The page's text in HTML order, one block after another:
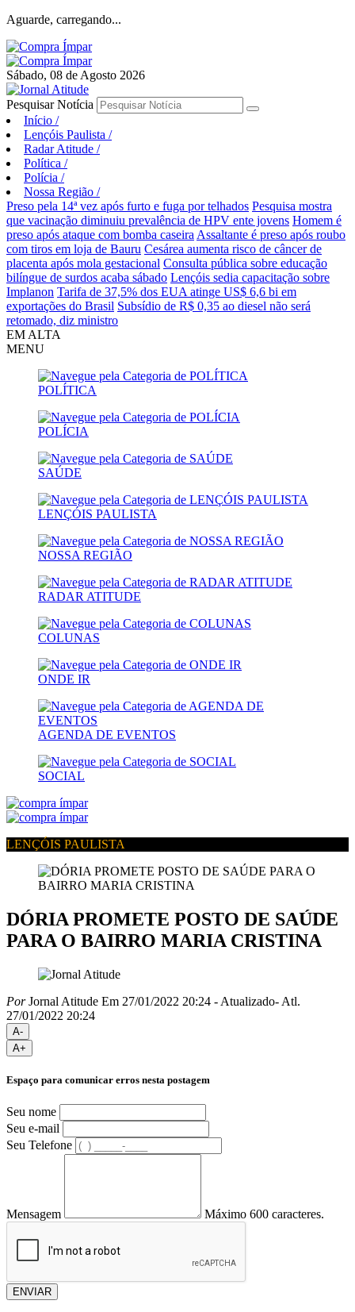
Aguarde, carregando...
Sábado, 08 de Agosto 2026
Pesquisar Notícia
Início /
Lençóis Paulista /
Radar Atitude /
Política /
Polícia /
Nossa Região /
Preso pela 14ª vez após furto e fuga por telhados Pesquisa mostra
que vacinação diminuiu prevalência de HPV ente jovens Homem é
preso após ataque com bomba caseira Assaltante é preso após roubo
com tiros em loja de Bauru Cesárea aumenta risco de câncer de
placenta após mola gestacional Consulta pública sobre educação
bilíngue de surdos acaba sábado Lençóis sedia capacitação sobre
Implanon Tarifa de 37,5% dos EUA atinge US$ 6,6 bi em
exportações do Brasil Subsídio de R$ 0,35 ao diesel não será
retomado, diz ministro
EM ALTA
MENU
POLÍTICA
POLÍCIA
SAÚDE
LENÇÓIS PAULISTA
NOSSA REGIÃO
RADAR ATITUDE
COLUNAS
ONDE IR
AGENDA DE EVENTOS
SOCIAL
LENÇÓIS PAULISTA
DÓRIA PROMETE POSTO DE SAÚDE
PARA O BAIRRO MARIA CRISTINA
PorJornal Atitude Em 27/01/2022 20:24 - Atualizado- Atl.
27/01/2022 20:24
A-
A+
Espaço para comunicar erros nesta postagem
Seu nome
Seu e-mail
Seu Telefone
Mensagem Máximo 600 caracteres.
ENVIAR